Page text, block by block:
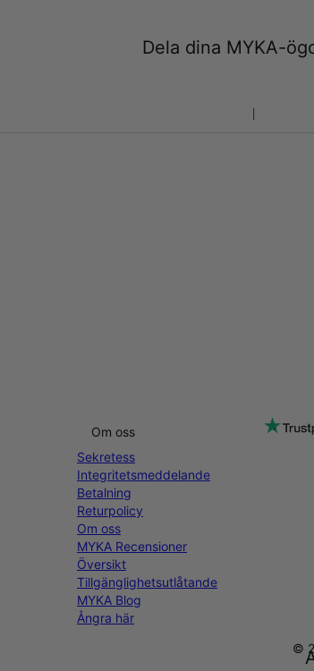
Dela dina MYKA-
Om oss
Sekretess
Integritetsmeddelande
Betalning
Returpolicy
Om oss
MYKA Recensioner
Översikt
Tillgänglighetsutlåtande
MYKA Blog
Ångra här
©